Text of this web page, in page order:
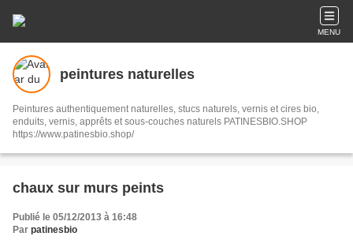
MENU
peintures naturelles
Peintures authentiquement naturelles, stucs naturels, vernis et cires bio,
enduits, vernis, apprêts et sous-couches naturels PATINESBIO.SHOP
https://www.patinesbio.shop/
chaux sur murs peints
Publié le 05/12/2013 à 16:48
Par patinesbio